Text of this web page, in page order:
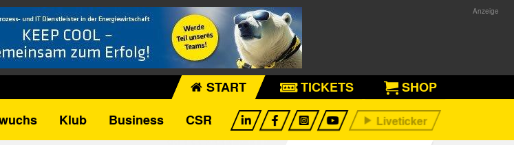
START TICKETS
SHOP
Klub Business CSR